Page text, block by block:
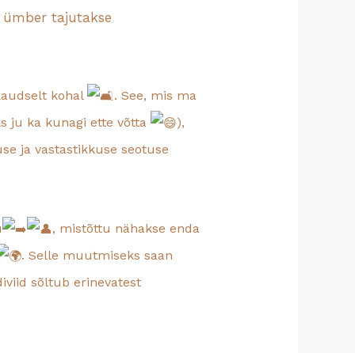
ümber tajutakse
kohal
. See, mis ma
ju ka kunagi ette võtta
),
ja vastastikkuse seotuse
, mistõttu nähakse enda
. Selle muutmiseks saan
sõltub erinevatest